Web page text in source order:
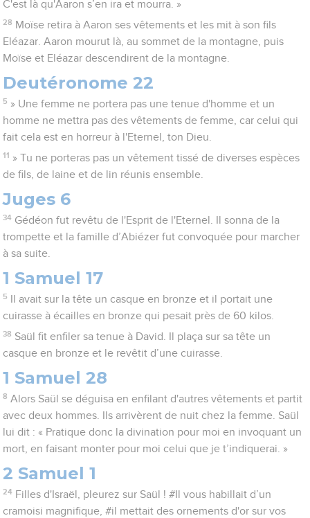
C'est là qu'Aaron s’en ira et mourra. »
28 Moïse retira à Aaron ses vêtements et les mit à son fils
Eléazar. Aaron mourut là, au sommet de la montagne, puis
Moïse et Eléazar descendirent de la montagne.
Deutéronome 22
5 » Une femme ne portera pas une tenue d'homme et un
homme ne mettra pas des vêtements de femme, car celui qui
fait cela est en horreur à l'Eternel, ton Dieu.
11 » Tu ne porteras pas un vêtement tissé de diverses espèces
de fils, de laine et de lin réunis ensemble.
Juges 6
34 Gédéon fut revêtu de l'Esprit de l'Eternel. Il sonna de la
trompette et la famille d’Abiézer fut convoquée pour marcher
à sa suite.
1 Samuel 17
5
Il avait sur la tête un casque en bronze et il portait une
cuirasse à écailles en bronze qui pesait près de 60 kilos.
38 Saül fit enfiler sa tenue à David. Il plaça sur sa tête un
casque en bronze et le revêtit d’une cuirasse.
1 Samuel 28
8 Alors Saül se déguisa en enfilant d'autres vêtements et partit
avec deux hommes. Ils arrivèrent de nuit chez la femme. Saül
lui dit : « Pratique donc la divination pour moi en invoquant un
mort, en faisant monter pour moi celui que je t’indiquerai. »
2 Samuel 1
24 Filles d'Israël, pleurez sur Saül ! #Il vous habillait d’un
cramoisi magnifique, #il mettait des ornements d'or sur vos